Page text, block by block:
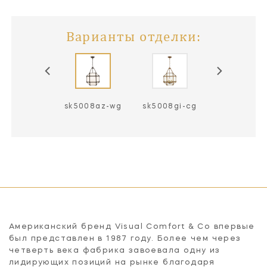
Варианты отделки:
sk5008az-wg sk5008gi-cg
Американский бренд Visual Comfort & Co впервые
был представлен в 1987 году. Более чем через
четверть века фабрика завоевала одну из
лидирующих позиций на рынке благодаря